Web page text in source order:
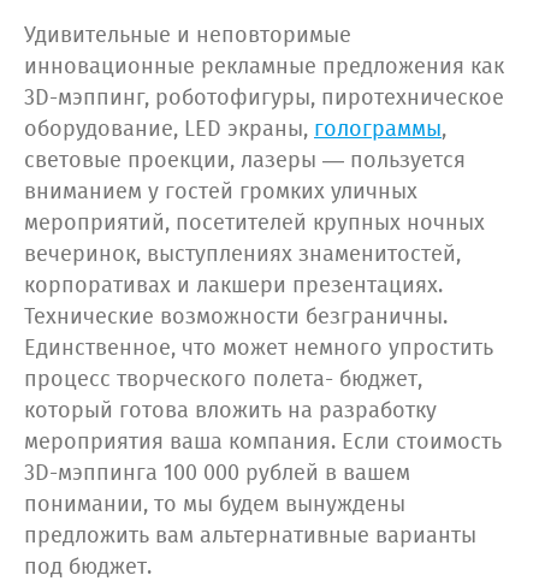
Удивительные и неповторимые
инновационные рекламные предложения как
3D-мэппинг, роботофигуры, пиротехническое
оборудование, LED экраны,голограммы,
световые проекции, лазеры — пользуется
вниманием у гостей громких уличных
мероприятий, посетителей крупных ночных
вечеринок, выступлениях знаменитостей,
корпоративах и лакшери презентациях.
Технические возможности безграничны.
Единственное, что может немного упростить
процесс творческого полета- бюджет,
который готова вложить на разработку
мероприятия ваша компания. Если стоимость
3D-мэппинга 100 000 рублей в вашем
понимании, то мы будем вынуждены
предложить вам альтернативные варианты
под бюджет.